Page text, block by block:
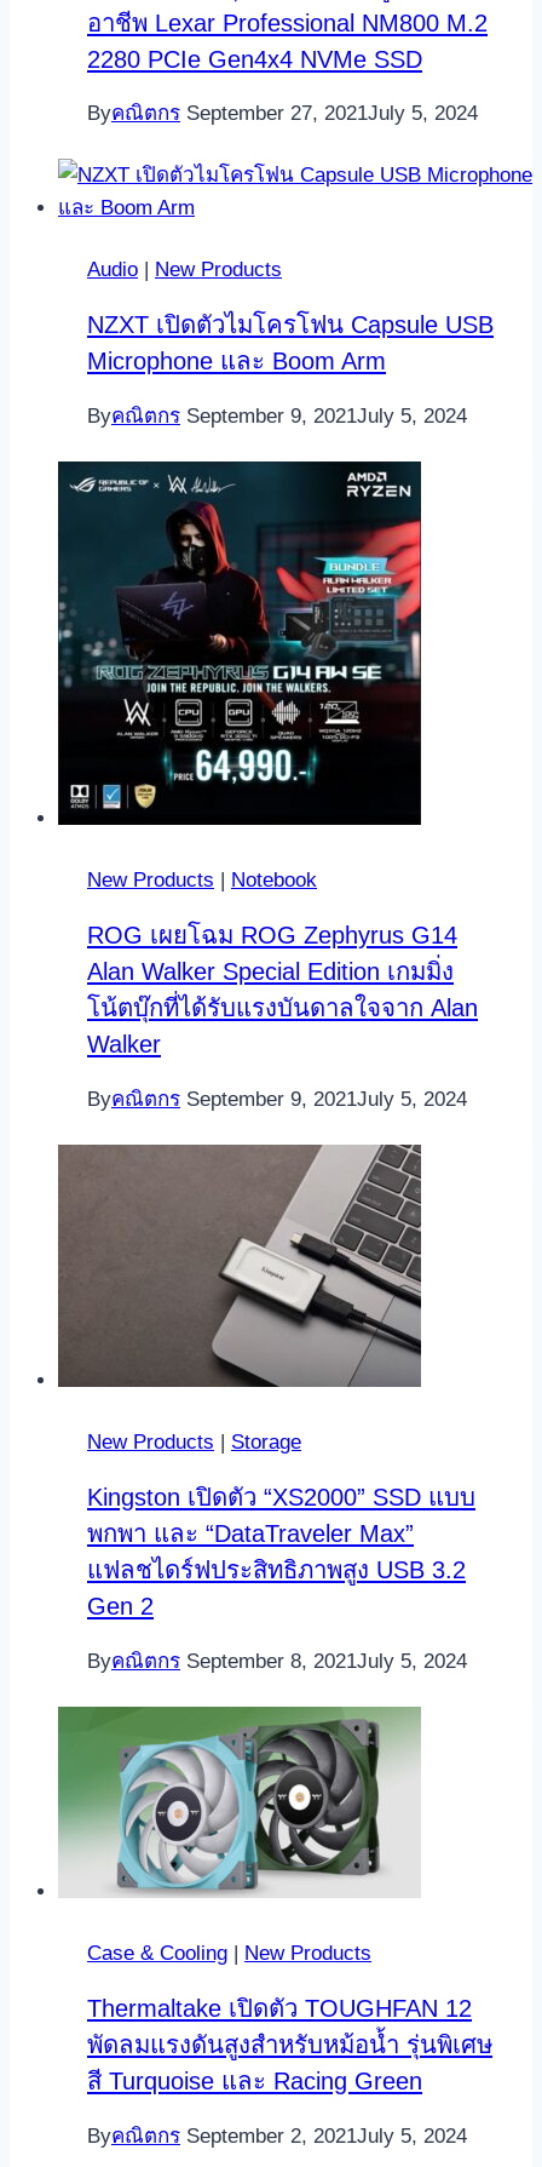
อาชีพ Lexar Professional NM800 M.2
2280 PCIe Gen4x4 NVMe SSD
Byคณิตกร September 27, 2021July 5, 2024
Audio New Products
NZXT เปิดตัวไมโครโฟน Capsule USB
Microphone และ Boom Arm
Byคณิตกร September 9, 2021July 5, 2024
New Products Notebook
ROG เผยโฉม ROG Zephyrus G14
Alan Walker Special Edition เกมมิ่ง
โน้ตบุ๊กที่ได้รับแรงบันดาลใจจาก Alan
Walker
Byคณิตกร September 9, 2021July 5, 2024
New Products | Storage
Kingston เปิดตัว “XS2000” SSD แบบ
พกพา และ “DataTraveler Max”
แฟลชไดร์ฟประสิทธิภาพสูง USB 3.2
Gen 2
Byคณิตกร September 8, 2021July 5, 2024
Case & Cooling | New Products
Thermaltake เปิดตัว TOUGHFAN 12
พัดลมแรงดันสูงสำหรับหม้อน้ำ รุ่นพิเศษ
สี Turquoise และ Racing Green
Byคณิตกร September 2, 2021July 5, 2024